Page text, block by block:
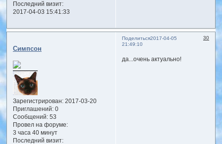
Последний визит:
2017-04-03 15:41:33
Поделиться 30
2017-04-05
21:49:10
Симпсон
Зарегистрирован: 2017-03-20
Приглашений:0
Сообщений:53
Провел на форуме:
3 часа 40 минут
Последний визит:
да...очень актуально!